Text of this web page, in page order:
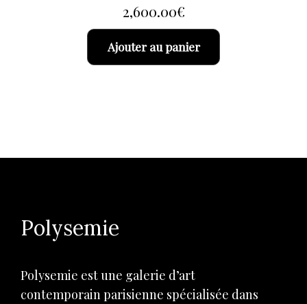
2,600.00€
Ajouter au panier
Polysemie
Polysemie est une galerie d’art
contemporain parisienne spécialisée dans